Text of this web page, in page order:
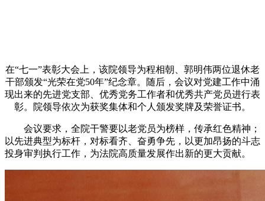
在“七一”表彰大会上，该院领导为程相朝、郭明伟两位退休老
干部颁发“光荣在党50年”纪念章。随后，会议对党建工作中涌
现出来的先进党支部、优秀党务工作者和优秀共产党员进行表
彰。院领导依次为获奖集体和个人颁发奖牌及荣誉证书。
会议要求，全院干警要以老党员为榜样，传承红色精神；
以先进典型为标杆，对标看齐、奋勇争先，以更加昂扬的斗志
投身审判执行工作，为法院高质量发展作出新的更大贡献。